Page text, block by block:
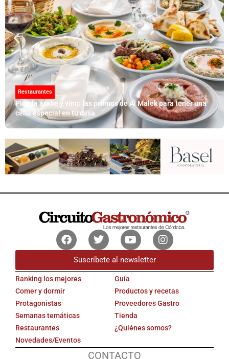
Restaurantes
Picada árabe y vino: las promos de Al Malek para tener una
cena especial en tu casa
FacebookTwitterYoutubeInstagram
Suscríbete al newsletter
Ranking los mejores
Comer y dormir
Protagonistas
Semanas temáticas
Restaurantes
Novedades/Eventos
Guía
Productos y recetas
Proveedores Gastro
Tienda
¿Quiénes somos?
CONTACTO